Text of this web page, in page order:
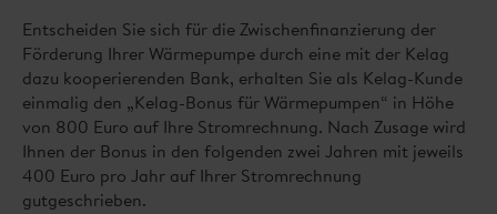
Entscheiden Sie sich für die Zwischenfinanzierung der
Förderung Ihrer Wärmepumpe durch eine mit der Kelag
dazu kooperierenden Bank, erhalten Sie als Kelag-Kunde
einmalig den „Kelag-Bonus für Wärmepumpen“ in Höhe
von 800 Euro auf Ihre Stromrechnung. Nach Zusage wird
Ihnen der Bonus in den folgenden zwei Jahren mit jeweils
400 Euro pro Jahr auf Ihrer Stromrechnung
gutgeschrieben.